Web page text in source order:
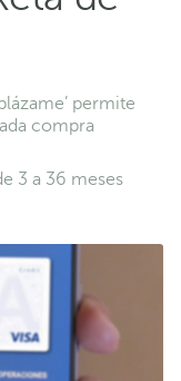
permite
compra
3 a 36 meses